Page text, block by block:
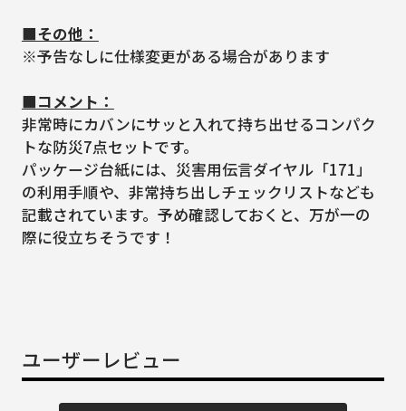
■その他：
※予告なしに仕様変更がある場合があります
■コメント：
非常時にカバンにサッと入れて持ち出せるコンパク
トな防災7点セットです。
パッケージ台紙には、災害用伝言ダイヤル「171」
の利用手順や、非常持ち出しチェックリストなども
記載されています。予め確認しておくと、万が一の
際に役立ちそうです！
ユーザーレビュー